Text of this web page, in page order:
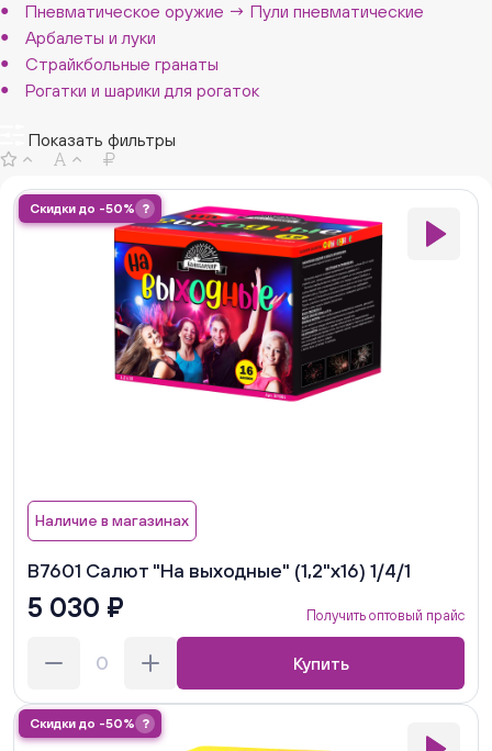
Пневматическое оружие → Пули пневматические
Арбалеты и луки
Страйкбольные гранаты
Рогатки и шарики для рогаток
Показать фильтры
Скидки до -50% ?
Наличие в магазинах
В7601 Салют "На выходные" (1,2"х16) 1/4/1
5 030 ₽ Получить оптовый прайс
Купить
Скидки до -50% ?